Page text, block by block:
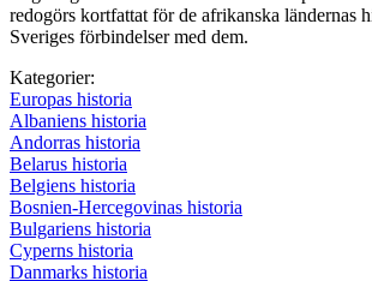
redogörs kortfattat för de afrikanska ländernas
Sveriges förbindelser med dem.
Kategorier:
Europas historia
Albaniens historia
Andorras historia
Belarus historia
Belgiens historia
Bosnien-Hercegovinas historia
Bulgariens historia
Cyperns historia
Danmarks historia